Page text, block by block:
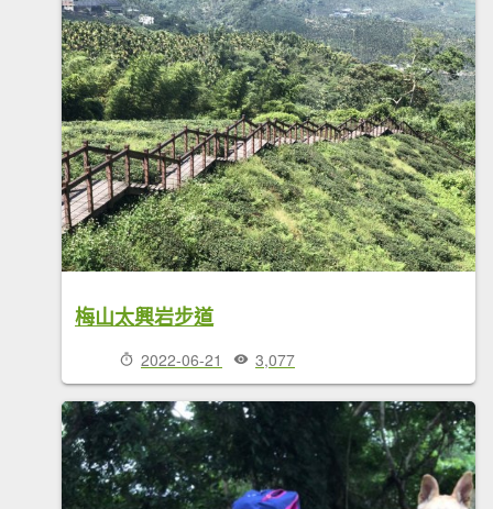
梅山太興岩步道
2022-06-21 3,077